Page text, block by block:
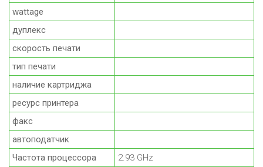
wattage
дуплекс
скорость печати
тип печати
наличие картриджа
ресурс принтера
факс
автоподатчик
Частота процессора
2.93 GHz